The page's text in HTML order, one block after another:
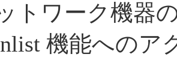
トワーク機器
機能へのア